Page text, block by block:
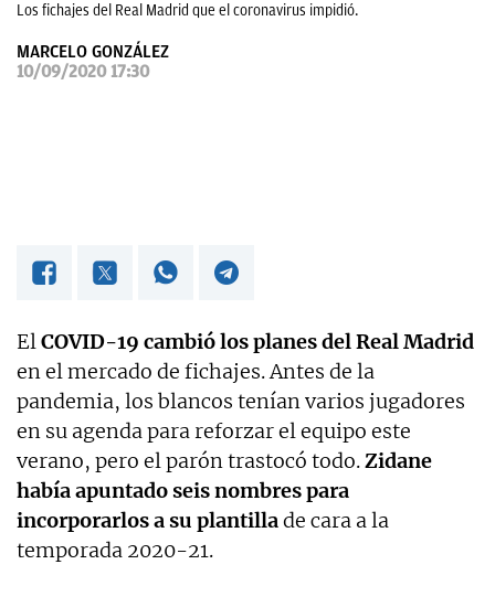
Los fichajes del Real Madrid que el coronavirus impidió.
MARCELO GONZÁLEZ
10/09/2020 17:30
ElCOVID-19 cambió los planes del Real Madrid
en el mercado de fichajes. Antes de la
pandemia, los blancos tenían varios jugadores
en su agenda para reforzar el equipo este
verano, pero el parón trastocó todo.Zidane
había apuntado seis nombres para
incorporarlos a su plantillade cara a la
temporada 2020-21.